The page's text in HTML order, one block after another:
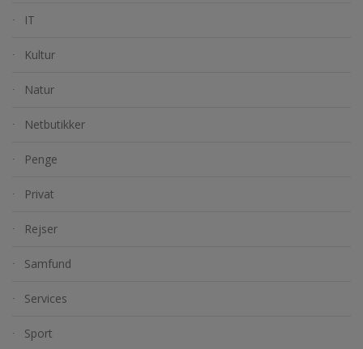
IT
Kultur
Natur
Netbutikker
Penge
Privat
Rejser
Samfund
Services
Sport